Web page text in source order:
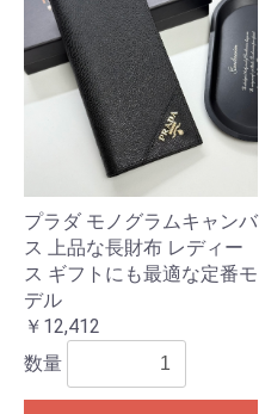
プラダ モノグラムキャンバ
ス 上品な長財布 レディー
ス ギフトにも最適な定番モ
デル
￥12,412
数量